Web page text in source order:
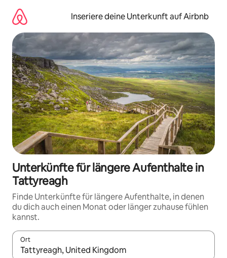
Inhalten
springen
Inseriere deine Unterkunft auf Airbnb
Unterkünfte für längere Aufenthalte in
Tattyreagh
Finde Unterkünfte für längere Aufenthalte, in denen
du dich auch einen Monat oder länger zuhause fühlen
kannst.
Ort
Wenn Ergebnisse verfügbar sind, navigiere mit den